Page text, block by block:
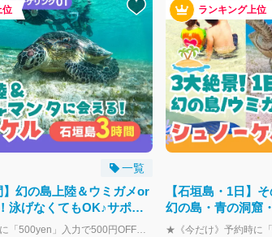
位
一覧
】幻の島上陸＆ウミガメor
泳げなくてもOK♪サポー
ル【GoPro無料】s01
★《今だけ》予約時に「500yen」入力で500円OFF★ 砂浜だけでできた“奇跡の無人島”幻の島に上陸し、白砂の絶景ビーチで自由なひとときを満喫！ そのあとは、ウミガメとの大接近が期待できる人気ポイントでシュノーケリングを楽しむ贅沢コース。 初心者やお子様でも安心して楽しめる設計で、SNS映えする写真もたっぷり撮れます！ ＼おすすめポイント／ 【1】ウミガメと一緒に泳げる確率90％超！ シュノーケリングポイントは“ウミガメの楽園”。 運が良ければすぐ近くで呼吸するウミガメに出会えるかも！？ インストラクターが安全にサポートします。 【2】マンタに会えたらラッキー！ 季節によって出現率は変わるけど、マンタに出会える可能性も！ レア体験を求める方にはワクワクが止まらないポイントです♪ 【3】幻の島で自由時間＆映える写真も◎ 白い砂浜に囲まれた幻想的な島に上陸。 フリータイム中は写真を撮ったり貝殻を拾ったり、自分だけの思い出作りができます。 【4】初心者＆子どもも安心のサポート体制 浮き具の貸出あり、ガイドが常に近くで見守ります。 5歳のお子さまから参加OK。泳げなくても楽しめる内容です！ 【5】GoPro無料レンタル＆プロの撮影つき！ レンタカー集合の方限定でGoProを1グループ1台無料レンタル！ さらに、スタッフが撮影した高画質な写真データは全て無料でプレゼントします。 ▶開催スケジュール（所要：約3時間） 午前便：8:00集合～11:30解散 午後便：12:30集合～16:00解散 ▶時間帯えらびのヒント 午前便 → 朝から動きたい派・午後に予定がある方に◎ 午後便 → シュノーケリングポイントが空いていることが多く、海をゆったり独占できるチャンス！ お子様連れや、のんびり楽しみたい方に特におすすめです◎ ※海況や天候によりスケジュールが変更となる場合がございます。 ※帰港時間は当日のポイント移動などで前後刷る場合がございます。 ＼幻の島＆シュノーケリングプランは7300円！／ https://book.isigakijima-diving.com/top/products/7c5e999b-4dca-5e0d-bfd0-4286c117925d?lng=ja-JP ＼更にもう1箇所追加！たっぷり遊びたい人にオススメ／ https://book.isigakijima-diving.com/top/products/55212b5c-03ea-5ce7-afe3-d14c01980ee2?lng=ja-JP
ランキング上位
【石垣島・1日】
幻の島・青の洞窟
ストを厳選｜初心